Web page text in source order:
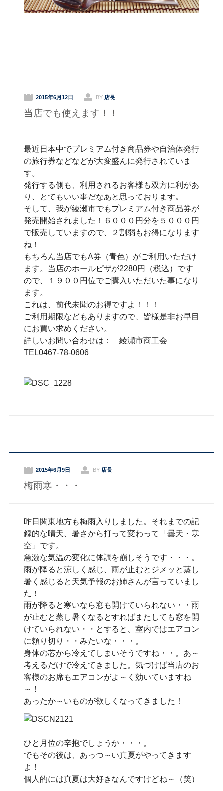
2015年6月12日 BY 店長
当店でも使えます！！
最近日本中でプレミアム付き商品券や自治体発行
の旅行券などなどが大変盛んに発行されていま
す。
発行する側も、利用されるお客様も双方に利があ
り、とてもいい事だなあと思っております。
そして、我が綾瀬市でもプレミアム付き商品券が
発売開始されました！６０００円分を５０００円
で販売していますので、２割弱もお得になります
ね！
もちろん当店でもA券（青色）がご利用いただけ
ます。当店のホールピザが2280円（税込）です
ので、１９００円位でご購入いただいた事になり
ます。
これは、前代未聞のお得ですよ！！！
ご利用期限などもありますので、皆様是非お早目
にお買い求めください。
詳しいお問い合わせは： 綾瀬市商工会
TEL0467-78-0606
2015年6月9日 BY 店長
梅雨寒・・・
昨日関東地方も梅雨入りしました。それまでの記
録的な晴天、暑さから打って変わって「曇天・寒
空」です。
急激な気温の変化に体調を崩しそうです・・・。
雨が降ると涼しく感じ、雨が止むとジメッと蒸し
暑く感じると天気予報のお姉さんが言っていまし
た！
雨が降ると寒いなら窓も開けていられない・・雨
が止むと蒸し暑くなるとすればまたしても窓を開
けていられない・・とすると、室内ではエアコン
に頼り切り・・みたいな・・・。
身体の芯から冷えてしまいそうですね・・。あ～
考えるだけで冷えてきました。気づけば当店のお
客様のお席もエアコンがよ～く効いていますね
～！
あったか～いものが欲しくなってきました！
ひと月位の辛抱でしょうか・・・。
でもその後は、あっつ～い真夏がやってきます
よ！
個人的には真夏は大好きなんですけどね～（笑）